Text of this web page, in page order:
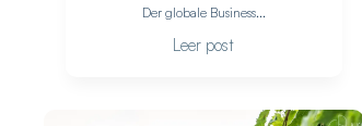
Der globale Business...
Leer post